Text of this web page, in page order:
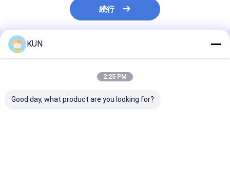
続行
推薦されたプロダクト
KUN
2:25 PM
Good day, what product are you looking for?